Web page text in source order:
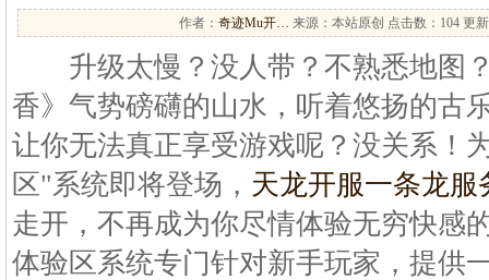
作者： 奇迹Mu开… 来源：本站原创 点击数： 104 更
升级太慢？没人带？不熟悉地图
香》气势磅礴的山水，听着悠扬的古
让你无法真正享受游戏呢？没关系！
区"系统即将登场， 天龙开服一条龙服
走开，不再成为你尽情体验无穷快感
体验区系统专门针对新手玩家，提供